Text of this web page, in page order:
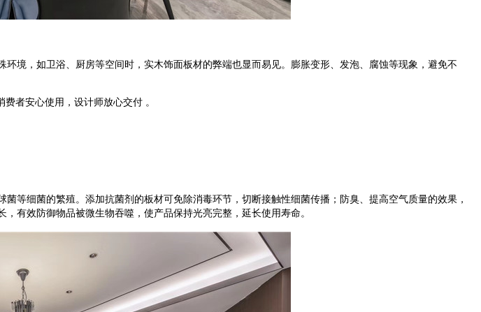
境，如卫浴、厨房等空间时，实木饰面板材的弊端也显而易见。膨胀变形、发泡、腐蚀等现象，避免不
者安心使用，设计师放心交付 。
菌等细菌的繁殖。添加抗菌剂的板材可免除消毒环节，切断接触性细菌传播 ； 防臭、提高空气质量的效果，
，有效防御物品被微生物吞噬，使产品保持光亮完整 ，延长使用寿命。